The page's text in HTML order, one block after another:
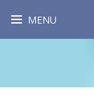
MENU